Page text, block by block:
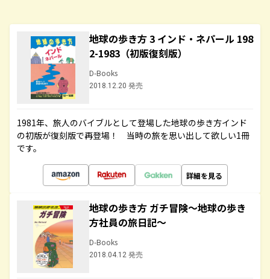
地球の歩き方 3 インド・ネパール 198
2-1983（初版復刻版）
D-Books
2018.12.20 発売
1981年、旅人のバイブルとして登場した地球の歩き方インド
の初版が復刻版で再登場！ 当時の旅を思い出して欲しい1冊
です。
詳細を見る
地球の歩き方 ガチ冒険～地球の歩き
方社員の旅日記～
D-Books
2018.04.12 発売